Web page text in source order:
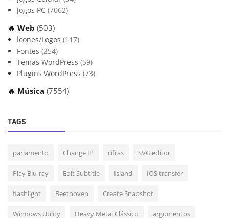
Jogos PC (7062)
🔥 Web (503)
Ícones/Logos (117)
Fontes (254)
Temas WordPress (59)
Plugins WordPress (73)
🔥 Música (7554)
TAGS
parlamento Change IP cifras SVG editor
Play Blu-ray Edit Subtitle Island IOS transfer
flashlight Beethoven Create Snapshot
Windows Utility Heavy Metal Clássico argumentos